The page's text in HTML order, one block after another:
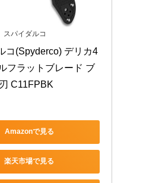
パイダルコ
コ(Spyderco) デリカ4
フラットブレード ブ
C11FPBK
Amazonで見る
楽天市場で見る